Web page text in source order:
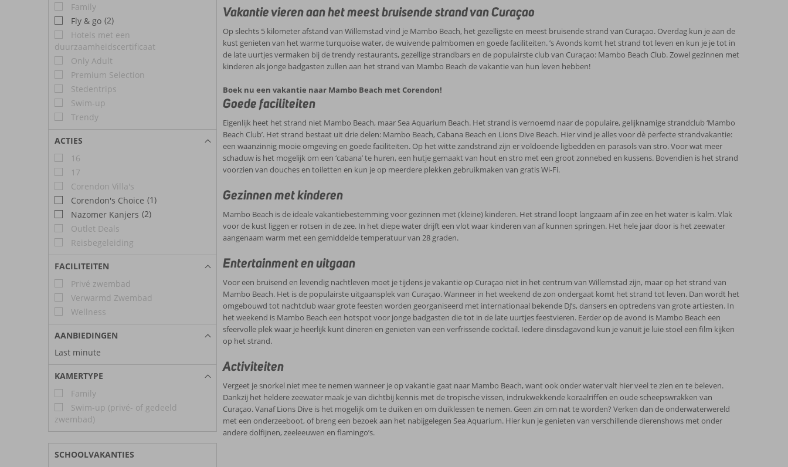
Family
Fly & go (2)
Hotels met een
duurzaamheidscertificaat
Only Adult
Premium Selection
Stedentrips
Swim-up
Trendy
ACTIES
16
17
Corendon Villa's
Corendon's Choice (1)
Nazomer Kanjers (2)
Outlet Deals
Reisbegeleiding
FACILITEITEN
Privé zwembad
Verwarmd Zwembad
Wellness
AANBIEDINGEN
Last minute
KAMERTYPE
Family
Swim-up (privé- of gedeeld
zwembad)
SCHOOLVAKANTIES
Vakantie vieren aan het meest bruisende strand van Curaçao
Op slechts 5 kilometer afstand van Willemstad vind je Mambo Beach, het gezelligste en meest bruisende strand van Curaçao. Overdag kun je aan de
kust genieten van het warme turquoise water, de wuivende palmbomen en goede faciliteiten. ’s Avonds komt het strand tot leven en kun je je tot in
de late uurtjes vermaken bij de trendy restaurants, gezellige strandbars en de populairste club van Curaçao: Mambo Beach Club. Zowel gezinnen met
kinderen als jonge badgasten zullen aan het strand van Mambo Beach de vakantie van hun leven hebben!
Boek nu een vakantie naar Mambo Beach met Corendon!
Goede faciliteiten
Eigenlijk heet het strand niet Mambo Beach, maar Sea Aquarium Beach. Het strand is vernoemd naar de populaire, gelijknamige strandclub ‘Mambo
Beach Club’. Het strand bestaat uit drie delen: Mambo Beach, Cabana Beach en Lions Dive Beach. Hier vind je alles voor dè perfecte strandvakantie:
een waanzinnig mooie omgeving en goede faciliteiten. Op het witte zandstrand zijn er voldoende ligbedden en parasols van stro. Voor wat meer
schaduw is het mogelijk om een ‘cabana’ te huren, een hutje gemaakt van hout en stro met een groot zonnebed en kussens. Bovendien is het strand
voorzien van douches en toiletten en kun je op meerdere plekken gebruikmaken van gratis Wi-Fi.
Gezinnen met kinderen
Mambo Beach is de ideale vakantiebestemming voor gezinnen met (kleine) kinderen. Het strand loopt langzaam af in zee en het water is kalm. Vlak
voor de kust liggen er rotsen in de zee. In het diepe water drijft een vlot waar kinderen van af kunnen springen. Het hele jaar door is het zeewater
aangenaam warm met een gemiddelde temperatuur van 28 graden.
Entertainment en uitgaan
Voor een bruisend en levendig nachtleven moet je tijdens je vakantie op Curaçao niet in het centrum van Willemstad zijn, maar op het strand van
Mambo Beach. Het is de populairste uitgaansplek van Curaçao. Wanneer in het weekend de zon ondergaat komt het strand tot leven. Dan wordt het
omgebouwd tot nachtclub waar grote feesten worden georganiseerd met internationaal bekende DJ’s, dansers en optredens van grote artiesten. In
het weekend is Mambo Beach een hotspot voor jonge badgasten die tot in de late uurtjes feestvieren. Eerder op de avond is Mambo Beach een
sfeervolle plek waar je heerlijk kunt dineren en genieten van een verfrissende cocktail. Iedere dinsdagavond kun je vanuit je luie stoel een film kijken
op het strand.
Activiteiten
Vergeet je snorkel niet mee te nemen wanneer je op vakantie gaat naar Mambo Beach, want ook onder water valt hier veel te zien en te beleven.
Dankzij het heldere zeewater maak je van dichtbij kennis met de tropische vissen, indrukwekkende koraalriffen en oude scheepswrakken van
Curaçao. Vanaf Lions Dive is het mogelijk om te duiken en om duiklessen te nemen. Geen zin om nat te worden? Verken dan de onderwaterwereld
met een onderzeeboot, of breng een bezoek aan het nabijgelegen Sea Aquarium. Hier kun je genieten van verschillende dierenshows met onder
andere dolfijnen, zeeleeuwen en flamingo’s.